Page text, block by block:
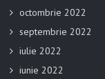
octombrie 2022
septembrie 2022
iulie 2022
iunie 2022